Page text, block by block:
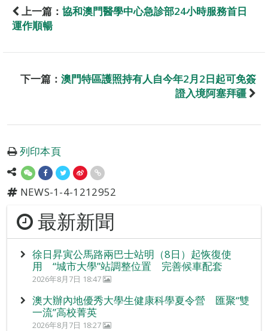
上一篇： 協和澳門醫學中心急診部24小時服務首日
運作順暢
下一篇： 澳門特區護照持有人自今年2月2日起可免簽
證入境阿塞拜疆
列印本頁
NEWS-1-4-1212952
最新新聞
徐日昇寅公馬路兩巴士站明（8日）起恢復使
用 “城市大學”站調整位置 完善候車配套
2026年8月7日 18:47
澳大辦內地優秀大學生健康科學夏令營 匯聚“雙
一流”高校菁英
2026年8月7日 18:27